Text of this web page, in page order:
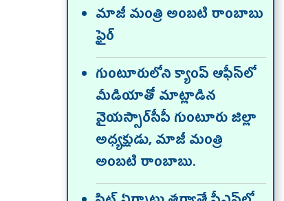
మాజీ మంత్రి అంబటి రాంబాబు
ఫైర్‌
గుంటూరులోని క్యాంప్‌ ఆఫీస్‌లో
మీడియాతో మాట్లాడిన
వైయస్సార్‌సీపీ గుంటూరు జిల్లా
అధ్యక్షుడు, మాజీ మంత్రి
అంబటి రాంబాబు.